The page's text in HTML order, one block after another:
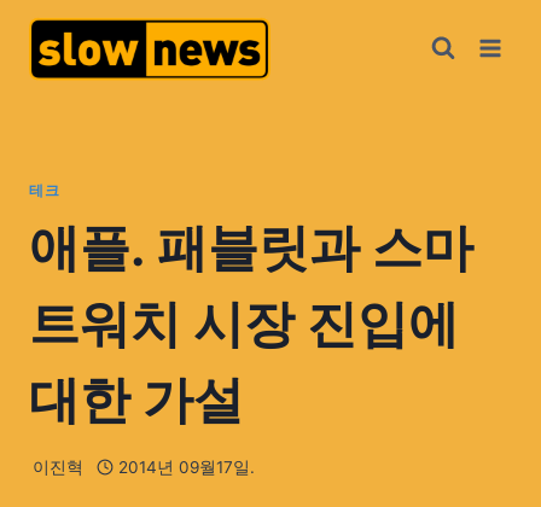
테크
애플. 패블릿과 스마
트워치 시장 진입에
대한 가설
이진혁 2014년 09월17일.